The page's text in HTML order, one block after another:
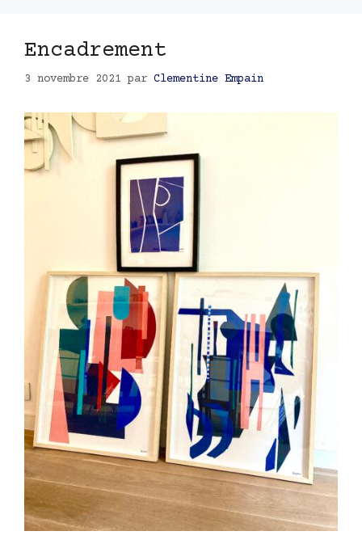
Encadrement
3 novembre 2021 par Clementine Empain